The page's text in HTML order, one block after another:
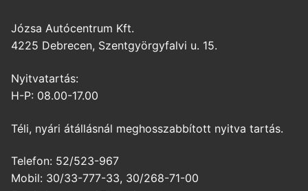
Józsa Autócentrum Kft.
4225 Debrecen, Szentgyörgyfalvi u. 15.
Nyitvatartás:
H-P: 08.00-17.00
Téli, nyári átállásnál meghosszabbított nyitva tartás.
Telefon: 52/523-967
Mobil: 30/33-777-33, 30/268-71-00